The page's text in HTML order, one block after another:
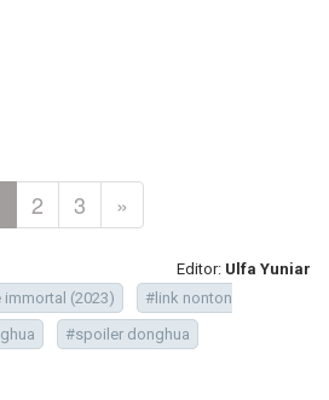
2 3 »
Editor: Ulfa Yuniar
(2023)
#link nonton
#spoiler donghua